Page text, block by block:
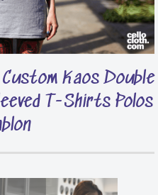
Custom Kaos Double
T-Shirts Polos